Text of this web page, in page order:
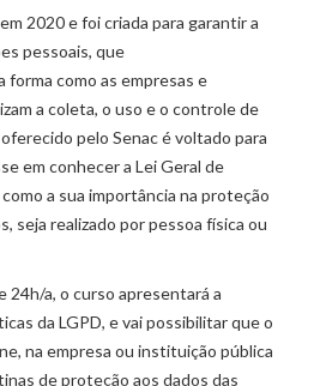
2020 e foi criada para garantir a
pessoais, que
como as empresas e
a coleta, o uso e o controle de
pelo Senac é voltado para
em conhecer a Lei Geral de
a sua importância na proteção
seja realizado por pessoa física ou
24h/a, o curso apresentará a
da LGPD, e vai possibilitar que o
na empresa ou instituição pública
de proteção aos dados das